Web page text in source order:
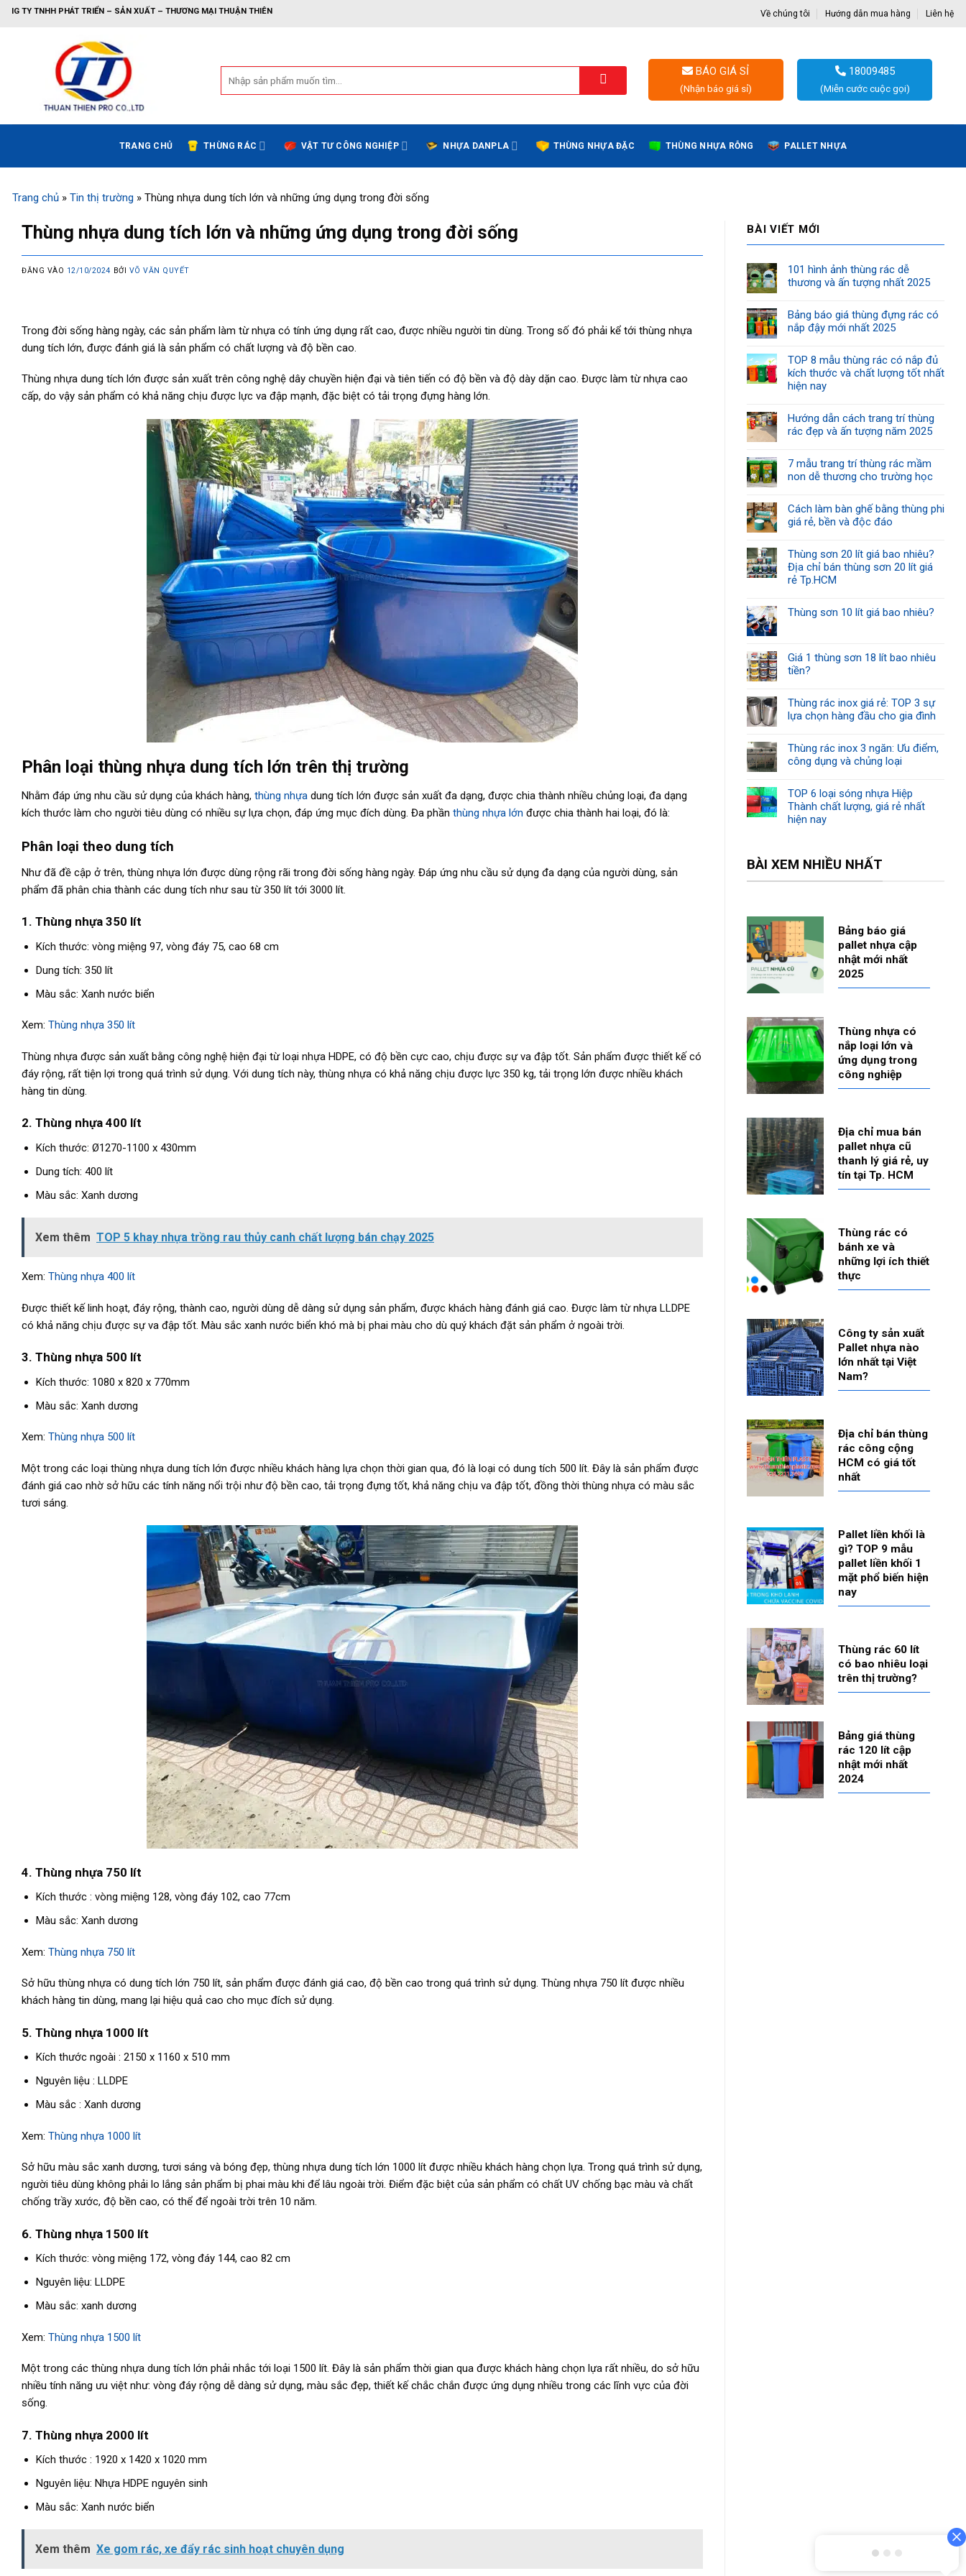
TRIỂN – SẢN XUẤT – THƯƠNG MẠI THUẬN THIÊN Về chúng tôi Hướng dẫn mua hàng Liên hệ
kiếm:
BÁO GIÁ SỈ
(Nhận báo giá sỉ)
18009485
(Miễn cước cuộc gọi)
TRANG CHỦ THÙNG RÁC VẬT TƯ CÔNG NGHIỆP NHỰA DANPLA THÙNG NHỰA ĐẶC THÙNG NHỰA RỖNG PALLET NHỰA
Trang chủ » Tin thị trường » Thùng nhựa dung tích lớn và những ứng dụng trong đời sống
Thùng nhựa dung tích lớn và những ứng dụng trong đời sống
ĐĂNG VÀO 12/10/2024 BỞI VÕ VĂN QUYẾT
Trong đời sống hàng ngày, các sản phẩm làm từ nhựa có tính ứng dụng rất cao, được nhiều người tin dùng. Trong số đó phải kể tới thùng nhựa
dung tích lớn, được đánh giá là sản phẩm có chất lượng và độ bền cao.
Thùng nhựa dung tích lớn được sản xuất trên công nghệ dây chuyền hiện đại và tiên tiến có độ bền và độ dày dặn cao. Được làm từ nhựa cao
cấp, do vậy sản phẩm có khả năng chịu được lực va đập mạnh, đặc biệt có tải trọng đựng hàng lớn.
Phân loại thùng nhựa dung tích lớn trên thị trường
Nhằm đáp ứng nhu cầu sử dụng của khách hàng, thùng nhựa dung tích lớn được sản xuất đa dạng, được chia thành nhiều chủng loại, đa dạng
kích thước làm cho người tiêu dùng có nhiều sự lựa chọn, đáp ứng mục đích dùng. Đa phần thùng nhựa lớn được chia thành hai loại, đó là:
Phân loại theo dung tích
Như đã đề cập ở trên, thùng nhựa lớn được dùng rộng rãi trong đời sống hàng ngày. Đáp ứng nhu cầu sử dụng đa dạng của người dùng, sản
phẩm đã phân chia thành các dung tích như sau từ 350 lít tới 3000 lít.
1. Thùng nhựa 350 lít
Kích thước: vòng miệng 97, vòng đáy 75, cao 68 cm
Dung tích: 350 lít
Màu sắc: Xanh nước biển
Xem: Thùng nhựa 350 lít
Thùng nhựa được sản xuất bằng công nghệ hiện đại từ loại nhựa HDPE, có độ bền cực cao, chịu được sự va đập tốt. Sản phẩm được thiết kế có
đáy rộng, rất tiện lợi trong quá trình sử dụng. Với dung tích này, thùng nhựa có khả năng chịu được lực 350 kg, tải trọng lớn được nhiều khách
hàng tin dùng.
2. Thùng nhựa 400 lít
Kích thước: Ø1270-1100 x 430mm
Dung tích: 400 lít
Màu sắc: Xanh dương
Xem thêm TOP 5 khay nhựa trồng rau thủy canh chất lượng bán chạy 2025
Xem: Thùng nhựa 400 lít
Được thiết kế linh hoạt, đáy rộng, thành cao, người dùng dễ dàng sử dụng sản phẩm, được khách hàng đánh giá cao. Được làm từ nhựa LLDPE
có khả năng chịu được sự va đập tốt. Màu sắc xanh nước biển khó mà bị phai màu cho dù quý khách đặt sản phẩm ở ngoài trời.
3. Thùng nhựa 500 lít
Kích thước: 1080 x 820 x 770mm
Màu sắc: Xanh dương
Xem: Thùng nhựa 500 lít
Một trong các loại thùng nhựa dung tích lớn được nhiều khách hàng lựa chọn thời gian qua, đó là loại có dung tích 500 lít. Đây là sản phẩm được
đánh giá cao nhờ sở hữu các tính năng nổi trội như độ bền cao, tải trọng đựng tốt, khả năng chịu va đập tốt, đồng thời thùng nhựa có màu sắc
tươi sáng.
4. Thùng nhựa 750 lít
Kích thước : vòng miệng 128, vòng đáy 102, cao 77cm
Màu sắc: Xanh dương
Xem: Thùng nhựa 750 lít
Sở hữu thùng nhựa có dung tích lớn 750 lít, sản phẩm được đánh giá cao, độ bền cao trong quá trình sử dụng. Thùng nhựa 750 lít được nhiều
khách hàng tin dùng, mang lại hiệu quả cao cho mục đích sử dụng.
5. Thùng nhựa 1000 lít
Kích thước ngoài : 2150 x 1160 x 510 mm
Nguyên liệu : LLDPE
Màu sắc : Xanh dương
Xem: Thùng nhựa 1000 lít
Sở hữu màu sắc xanh dương, tươi sáng và bóng đẹp, thùng nhựa dung tích lớn 1000 lít được nhiều khách hàng chọn lựa. Trong quá trình sử dụng,
người tiêu dùng không phải lo lắng sản phẩm bị phai màu khi để lâu ngoài trời. Điểm đặc biệt của sản phẩm có chất UV chống bạc màu và chất
chống trầy xước, độ bền cao, có thể để ngoài trời trên 10 năm.
6. Thùng nhựa 1500 lít
Kích thước: vòng miệng 172, vòng đáy 144, cao 82 cm
Nguyên liệu: LLDPE
Màu sắc: xanh dương
Xem: Thùng nhựa 1500 lít
Một trong các thùng nhựa dung tích lớn phải nhắc tới loại 1500 lít. Đây là sản phẩm thời gian qua được khách hàng chọn lựa rất nhiều, do sở hữu
nhiều tính năng ưu việt như: vòng đáy rộng dễ dàng sử dụng, màu sắc đẹp, thiết kế chắc chắn được ứng dụng nhiều trong các lĩnh vực của đời
sống.
7. Thùng nhựa 2000 lít
Kích thước : 1920 x 1420 x 1020 mm
Nguyên liệu: Nhựa HDPE nguyên sinh
Màu sắc: Xanh nước biển
Xem thêm Xe gom rác, xe đẩy rác sinh hoạt chuyên dụng
BÀI VIẾT MỚI
101 hình ảnh thùng rác dễ
thương và ấn tượng nhất 2025
Bảng báo giá thùng đựng rác có
nắp đậy mới nhất 2025
TOP 8 mẫu thùng rác có nắp đủ
kích thước và chất lượng tốt nhất
hiện nay
Hướng dẫn cách trang trí thùng
rác đẹp và ấn tượng năm 2025
7 mẫu trang trí thùng rác mầm
non dễ thương cho trường học
Cách làm bàn ghế bằng thùng phi
giá rẻ, bền và độc đáo
Thùng sơn 20 lít giá bao nhiêu?
Địa chỉ bán thùng sơn 20 lít giá
rẻ Tp.HCM
Thùng sơn 10 lít giá bao nhiêu?
Giá 1 thùng sơn 18 lít bao nhiêu
tiền?
Thùng rác inox giá rẻ: TOP 3 sự
lựa chọn hàng đầu cho gia đình
Thùng rác inox 3 ngăn: Ưu điểm,
công dụng và chủng loại
TOP 6 loại sóng nhựa Hiệp
Thành chất lượng, giá rẻ nhất
hiện nay
BÀI XEM NHIỀU NHẤT
Bảng báo giá
pallet nhựa cập
nhật mới nhất
2025
Thùng nhựa có
nắp loại lớn và
ứng dụng trong
công nghiệp
Địa chỉ mua bán
pallet nhựa cũ
thanh lý giá rẻ, uy
tín tại Tp. HCM
Thùng rác có
bánh xe và
những lợi ích thiết
thực
Công ty sản xuất
Pallet nhựa nào
lớn nhất tại Việt
Nam?
Địa chỉ bán thùng
rác công cộng
HCM có giá tốt
nhất
Pallet liền khối là
gì? TOP 9 mẫu
pallet liền khối 1
mặt phổ biến hiện
nay
Thùng rác 60 lít
có bao nhiêu loại
trên thị trường?
Bảng giá thùng
rác 120 lít cập
nhật mới nhất
2024